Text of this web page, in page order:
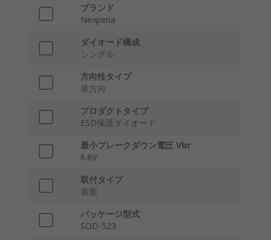
ブランド
Nexperia
ダイオード構成
シングル
方向性タイプ
単方向
プロダクトタイプ
ESD保護ダイオード
最小ブレークダウン電圧 Vbr
6.8V
取付タイプ
表面
パッケージ型式
SOD-523